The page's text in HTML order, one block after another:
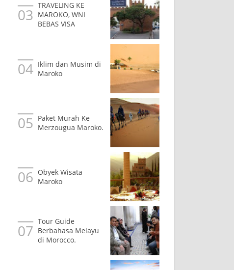
TRAVELING KE
MAROKO, WNI
BEBAS VISA
Iklim dan Musim di
Maroko
Paket Murah Ke
Merzougua Maroko.
Obyek Wisata
Maroko
Tour Guide
Berbahasa Melayu
di Morocco.